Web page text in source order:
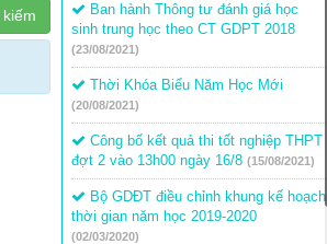
Ban hành Thông tư đánh giá học
sinh trung học theo CT GDPT 2018
(23/08/2021)
Thời Khóa Biểu Năm Học Mới
(20/08/2021)
Công bố kết quả thi tốt nghiệp THPT
đợt 2 vào 13h00 ngày 16/8 (15/08/2021)
Bộ GDĐT điều chỉnh khung kế hoạch
thời gian năm học 2019-2020
(02/03/2020)